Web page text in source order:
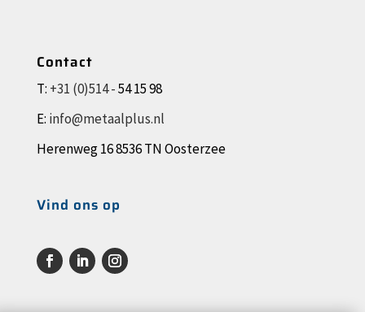
Contact
T: +31 (0)514 -54 15 98
E: info@metaalplus.nl
Herenweg 16 8536 TN Oosterzee
Vind ons op